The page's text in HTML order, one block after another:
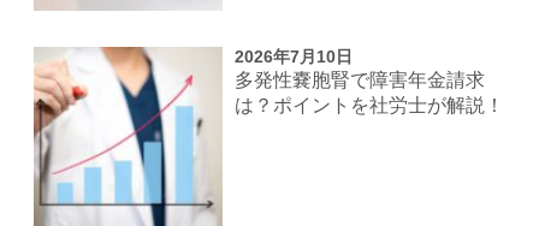
2026年7月10日
多発性嚢胞腎で障害年金請求
は？ポイントを社労士が解説！